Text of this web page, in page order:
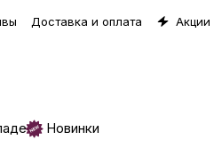
Доставка и оплата Акции
Новинки